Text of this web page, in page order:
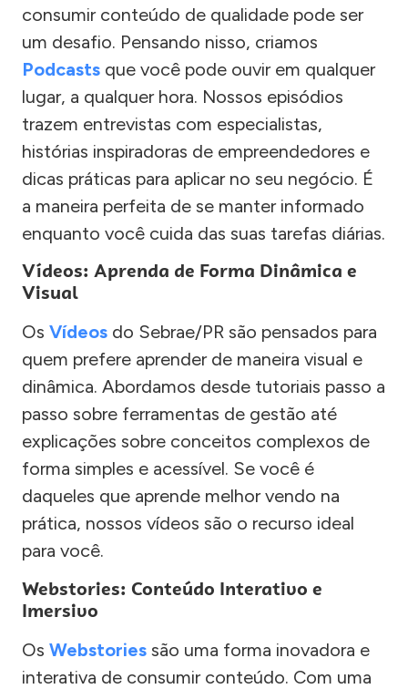
consumir conteúdo de qualidade pode ser
um desafio. Pensando nisso, criamos
Podcasts que você pode ouvir em qualquer
lugar, a qualquer hora. Nossos episódios
trazem entrevistas com especialistas,
histórias inspiradoras de empreendedores e
dicas práticas para aplicar no seu negócio. É
a maneira perfeita de se manter informado
enquanto você cuida das suas tarefas diárias.
Vídeos: Aprenda de Forma Dinâmica e
Visual
Os Vídeos do Sebrae/PR são pensados para
quem prefere aprender de maneira visual e
dinâmica. Abordamos desde tutoriais passo a
passo sobre ferramentas de gestão até
explicações sobre conceitos complexos de
forma simples e acessível. Se você é
daqueles que aprende melhor vendo na
prática, nossos vídeos são o recurso ideal
para você.
Webstories: Conteúdo Interativo e
Imersivo
Os Webstories são uma forma inovadora e
interativa de consumir conteúdo. Com uma